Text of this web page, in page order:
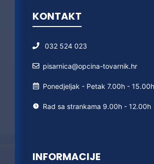
KONTAKT
032 524 023
pisarnica@opcina-tovarnik.hr
Ponedjeljak - Petak 7.00h - 15.00h
Rad sa strankama 9.00h - 12.00h
INFORMACIJE